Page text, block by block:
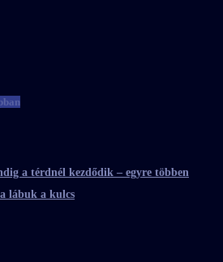
a térdnél kezdődik – egyre többen
lábuk a kulcs